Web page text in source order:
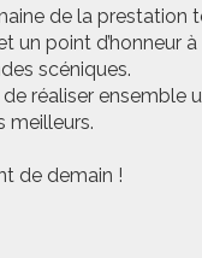
de la prestation
un point d’honneur à
scéniques.
réaliser ensemble
meilleurs.
de demain !